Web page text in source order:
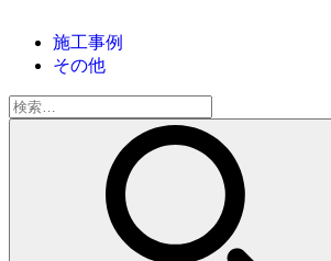
施工事例
その他
検
索: